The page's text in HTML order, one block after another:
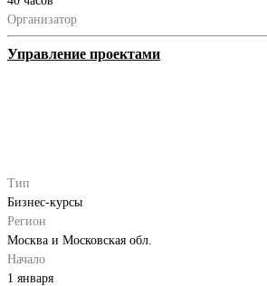
Организатор
Управление проектами
Тип
Бизнес-курсы
Регион
Москва и Московская обл.
Начало
1 января